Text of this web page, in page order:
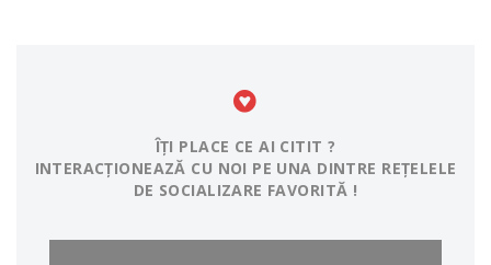
ÎȚI PLACE CE AI CITIT ?
INTERACȚIONEAZĂ CU NOI PE UNA DINTRE REȚELELE
DE SOCIALIZARE FAVORITĂ !